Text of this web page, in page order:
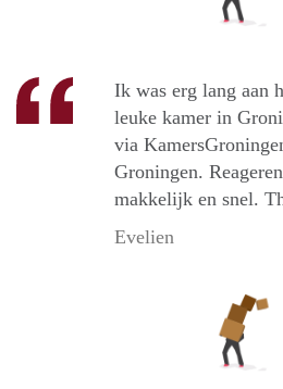
Ik was erg lang aan
leuke kamer in
via
Groningen.
makkelijk en snel.
Evelien